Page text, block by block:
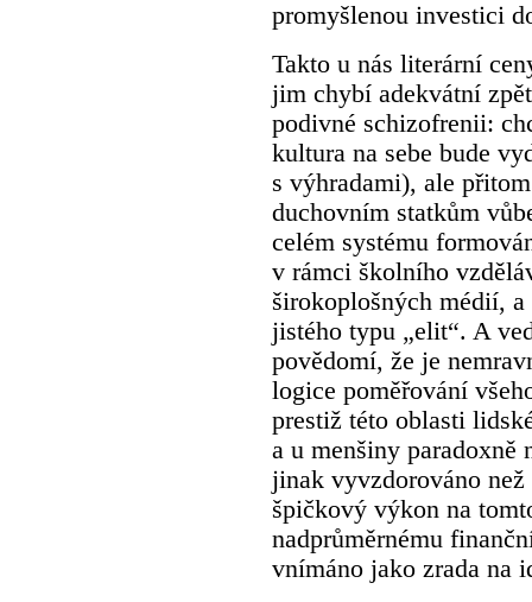
promyšlenou investici
Takto u nás literární
jim chybí adekvátní
podivné schizofrenii:
kultura na sebe bude
s výhradami), ale
duchovním statkům
celém systému
v rámci školního
širokoplošných médií,
jistého typu „elit“. A
povědomí, že je
logice poměřování
prestiž této oblasti
a u menšiny paradoxně
jinak vyvzdorováno
špičkový výkon na
nadprůměrnému
vnímáno jako zrada na